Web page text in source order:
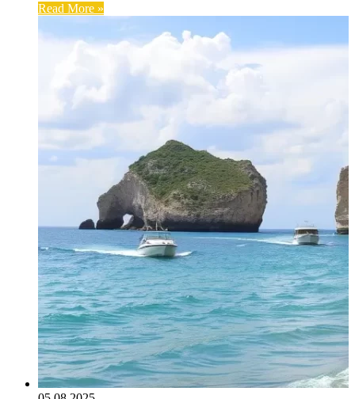
Read More »